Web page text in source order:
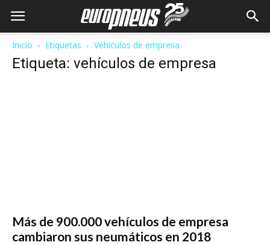
Inicio Etiquetas Vehículos de empresa
Etiqueta: vehículos de empresa
Más de 900.000 vehículos de empresa
cambiaron sus neumáticos en 2018